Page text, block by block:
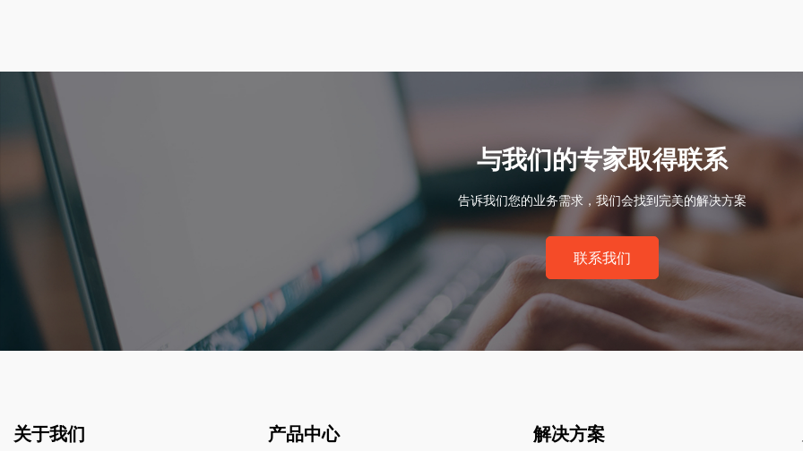
与我们的专家取得联系
告诉我们您的业务需求，我们会找到完美的解决方案
联系我们
关于我们 产品中心 解决方案